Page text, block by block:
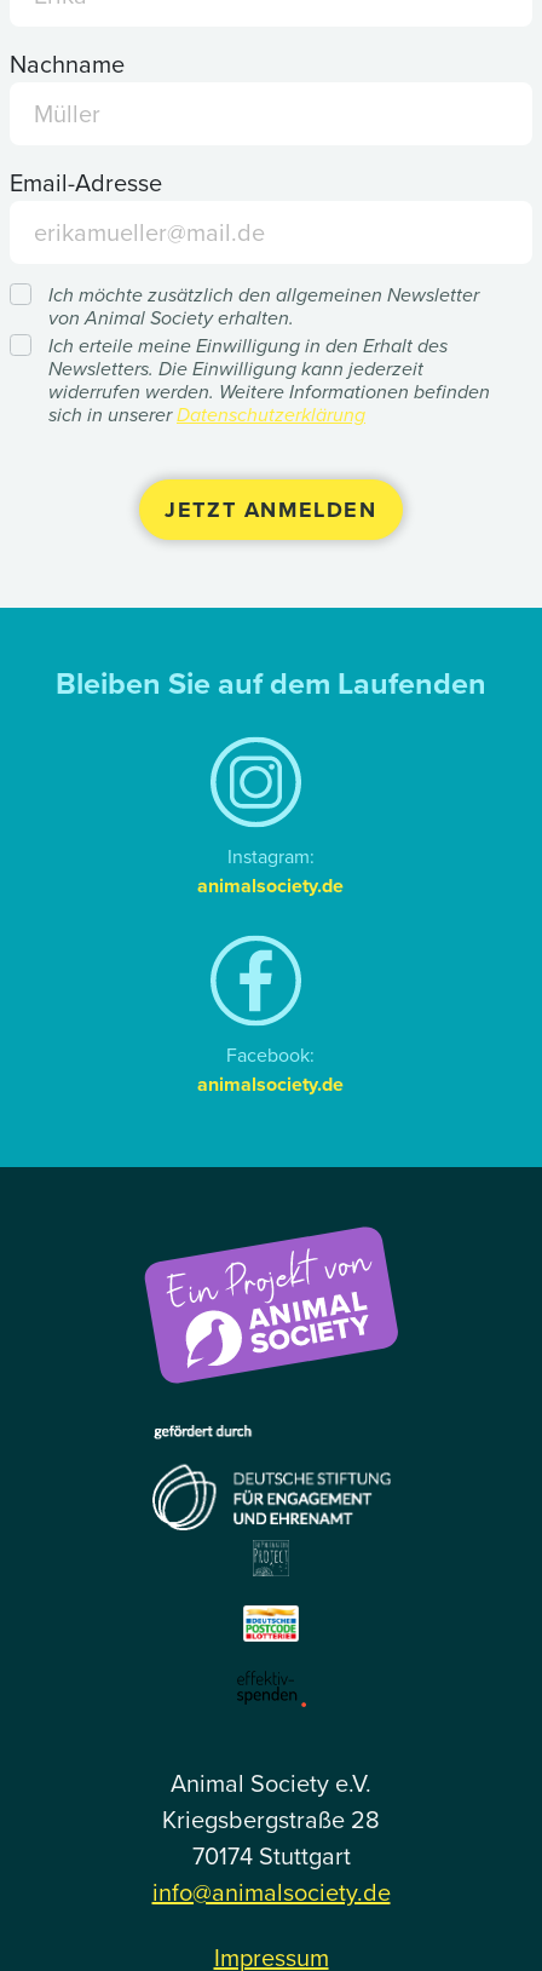
Nachname
Email-Adresse
Ich möchte zusätzlich den allgemeinen Newsletter
von Animal Society erhalten.
Ich erteile meine Einwilligung in den Erhalt des
Newsletters. Die Einwilligung kann jederzeit
widerrufen werden. Weitere Informationen befinden
sich in unsererDatenschutzerklärung
Bleiben Sie auf dem Laufenden
Instagram:
animalsociety.de
Facebook:
animalsociety.de
Animal Society e.V.
Kriegsbergstraße 28
70174 Stuttgart
info@animalsociety.de
Impressum